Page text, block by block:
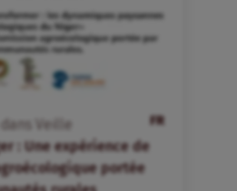
FR
dans
Veille
: Une expérience de
portée